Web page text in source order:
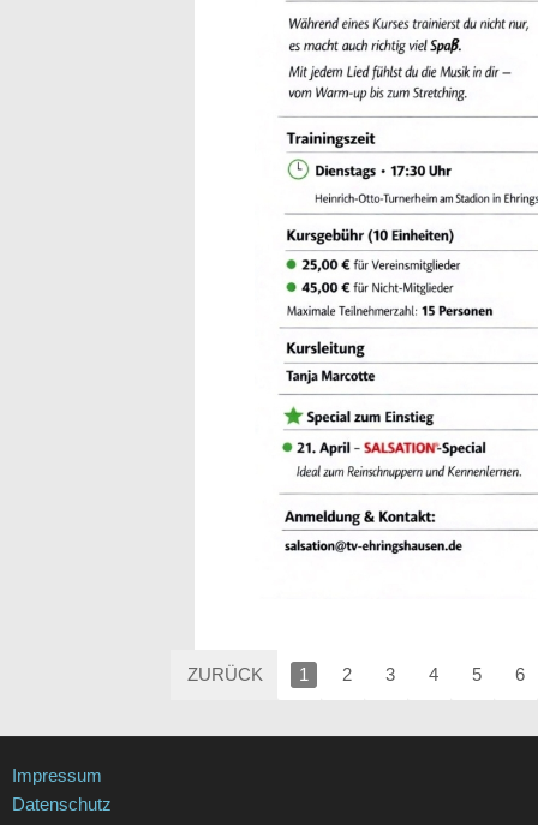
ZURÜCK 1 2 3 4 5 6
Impressum
Datenschutz